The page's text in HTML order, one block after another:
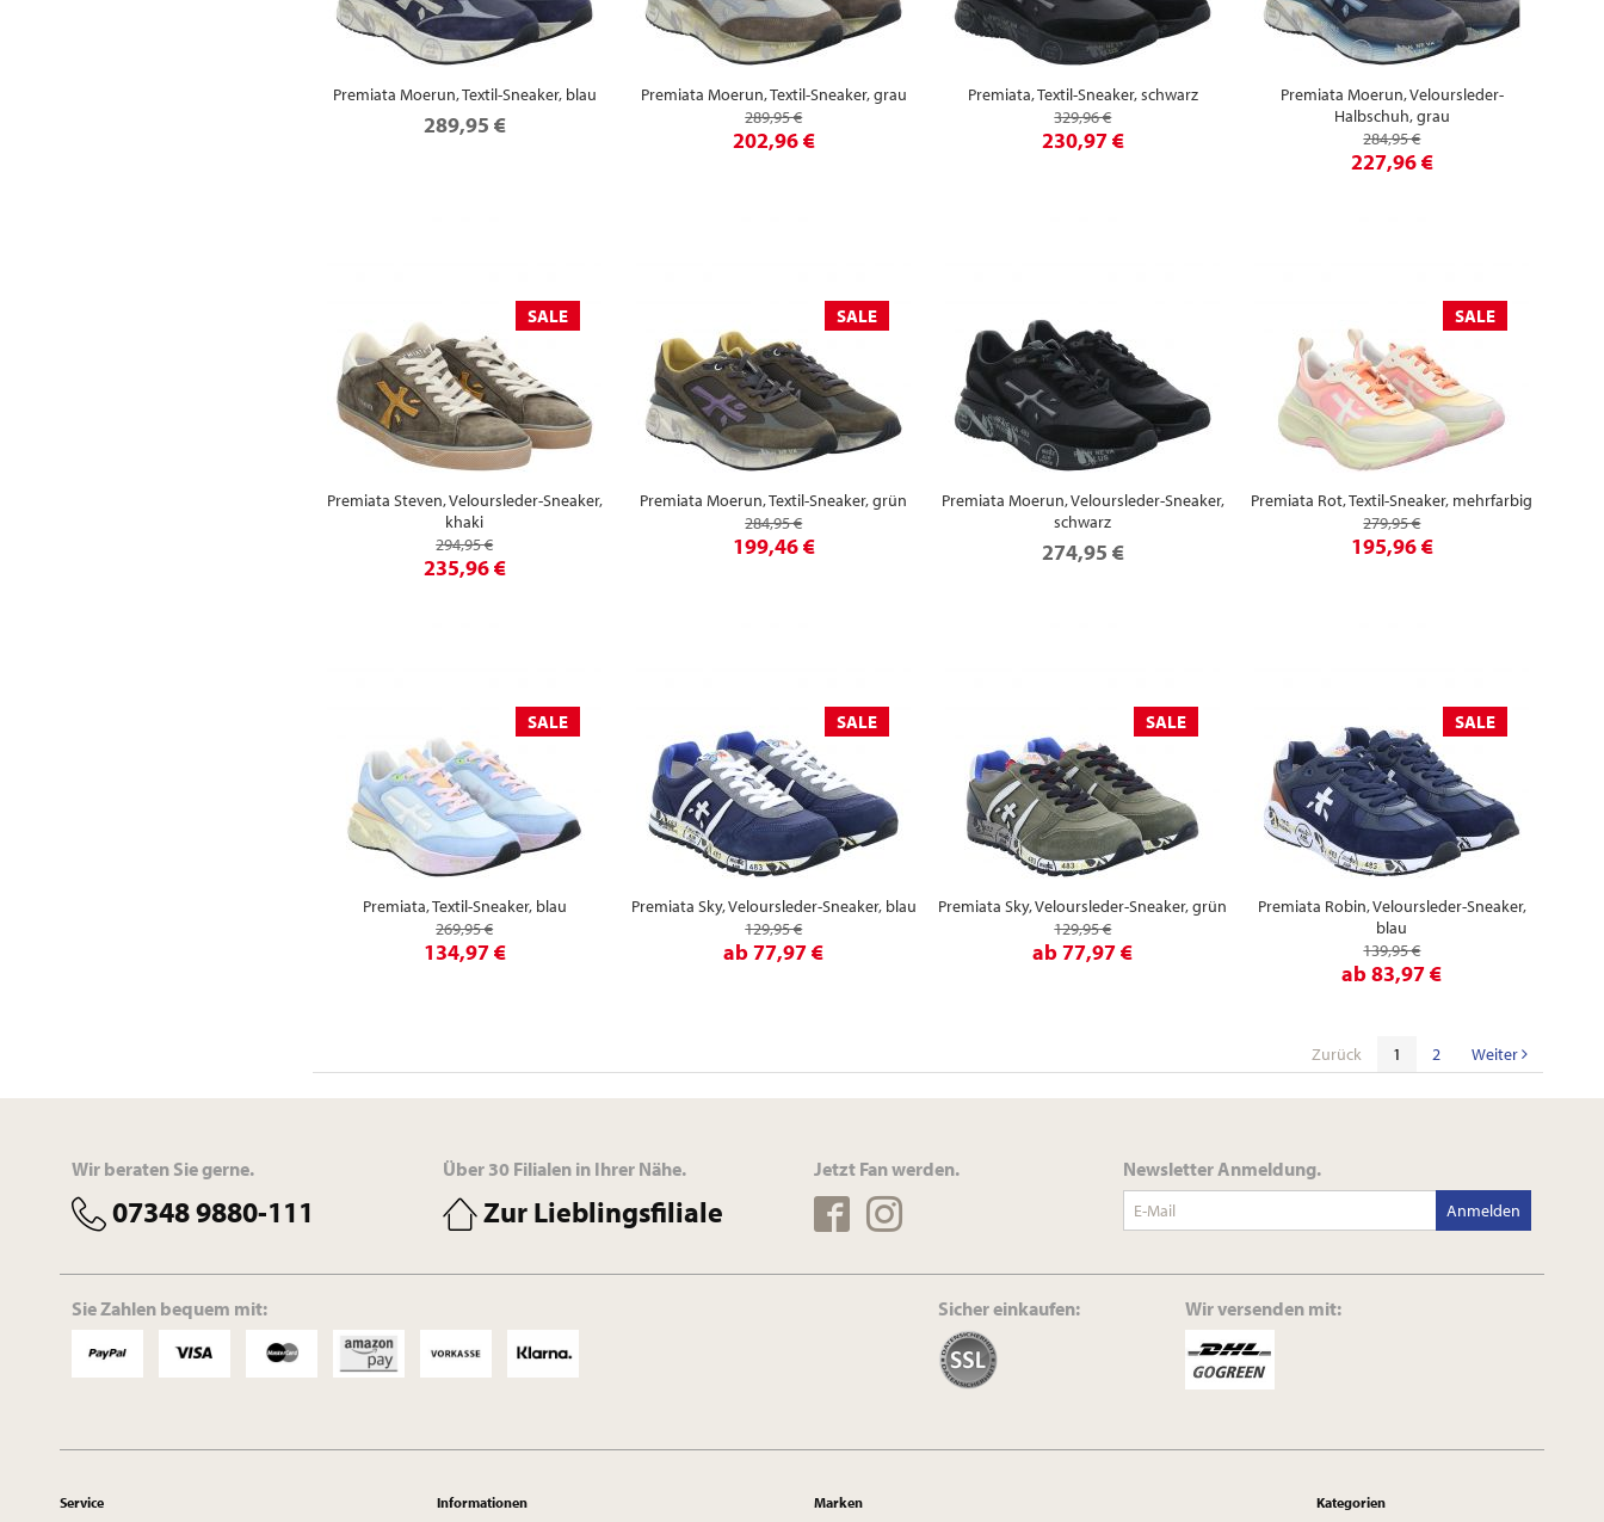
Premiata Moerun, Textil-Sneaker, blau
289,95 €
Premiata Moerun, Textil-Sneaker, grau
289,95 €
202,96 €
Premiata, Textil-Sneaker, schwarz
329,96 €
230,97 €
Premiata Moerun, Veloursleder-
Halbschuh, grau
284,95 €
227,96 €
SALE
Premiata Steven, Veloursleder-Sneaker,
khaki
294,95 €
235,96 €
SALE
Premiata Moerun, Textil-Sneaker, grün
284,95 €
199,46 €
Premiata Moerun, Veloursleder-Sneaker,
schwarz
274,95 €
SALE
Premiata Rot, Textil-Sneaker, mehrfarbig
279,95 €
195,96 €
SALE
Premiata, Textil-Sneaker, blau
269,95 €
134,97 €
SALE
Premiata Sky, Veloursleder-Sneaker, blau
129,95 €
ab77,97 €
SALE
Premiata Sky, Veloursleder-Sneaker, grün
129,95 €
ab77,97 €
SALE
Premiata Robin, Veloursleder-Sneaker,
blau
139,95 €
ab83,97 €
Zurück 1 2 Weiter
Wir beraten Sie gerne.
07348 9880-111
Über 30 Filialen in Ihrer Nähe.
Zur Lieblingsfiliale
Jetzt Fan werden. Newsletter Anmeldung.
Anmelden
Sie Zahlen bequem mit: Sicher einkaufen: Wir versenden mit:
Service Informationen Marken Kategorien